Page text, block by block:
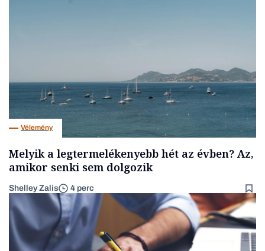
Vélemény
Melyik a legtermelékenyebb hét az évben? Az,
amikor senki sem dolgozik
Shelley Zalis 4 perc